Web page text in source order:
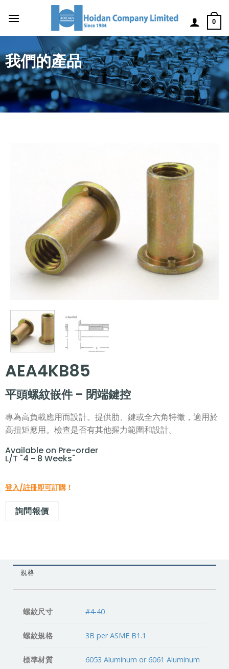
0
我們的產品
AEA4KB85
平頭螺紋嵌件 – 閉端鍵控
專為高負載應用而設計。提供肋、鍵或全六角特徵，適用於
高扭矩應用。檢查是否有其他握力範圍和設計。
Available on Pre-order
L/T "4 - 8 Weeks"
登入/註冊即可訂購！
詢問報價
規格
螺紋尺寸 #4-40
螺紋規格 3B per ASME B1.1
標準材質 6053 Aluminum or 6061 Aluminum